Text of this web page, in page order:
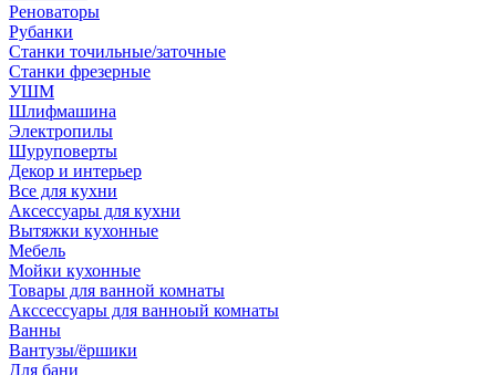
Реноваторы
Рубанки
Станки точильные/заточные
Станки фрезерные
УШМ
Шлифмашина
Электропилы
Шуруповерты
Декор и интерьер
Все для кухни
Аксессуары для кухни
Вытяжки кухонные
Мебель
Мойки кухонные
Товары для ванной комнаты
Акссессуары для ванноый комнаты
Ванны
Вантузы/ёршики
Для бани